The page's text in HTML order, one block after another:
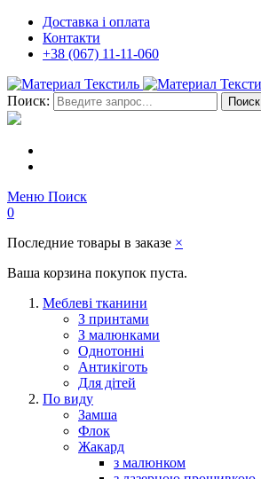
Доставка і оплата
Контакти
+38 (067) 11-11-060
Поиск: Поиск
Меню Поиск
0
Последние товары в заказе ×
Ваша корзина покупок пуста.
Меблеві тканини
З принтами
З малюнками
Однотонні
Антикіготь
Для дітей
По виду
Замша
Флок
Жакард
з малюнком